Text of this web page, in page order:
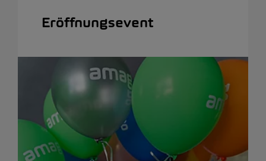
Eröffnungsevent